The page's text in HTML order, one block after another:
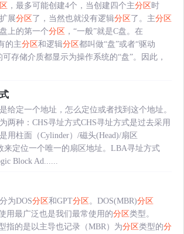
，最多可能创建4个，当创建四个主分区时
展分区了，当然也就没有逻辑分区了。主分区
上的第一个分区 ，“一般”就是C盘。在
的主分区和逻辑分区都叫做“盘”或者“驱动
存储介质都显示为操作系统的“盘”。因此，
给定一个地址，怎么定位或者找到这个地址。
两种：CHS寻址方式CHS寻址方式是过去采用
用柱面（Cylinder）/磁头(Head)/扇区
来定位一个唯一的扇区地址。LBA寻址方式
Block Ad......
为DOS分区和GPT分区。DOS(MBR)分区
用最广泛也是我们最常使用的分区类型。
指的是以主导也记录（MBR）为分区类型的分